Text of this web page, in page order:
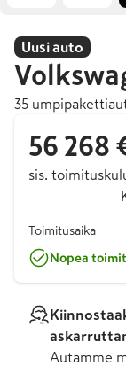
Uusi auto
35
56 268
sis.
Toimitusaika
Nopea
Autamme